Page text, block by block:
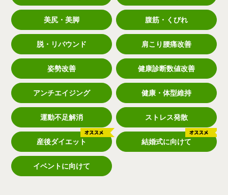
美尻・美脚 腹筋・くびれ
脱・リバウンド 肩こり腰痛改善
姿勢改善 健康診断数値改善
アンチエイジング 健康・体型維持
運動不足解消 ストレス発散
産後ダイエット 結婚式に向けて
イベントに向けて